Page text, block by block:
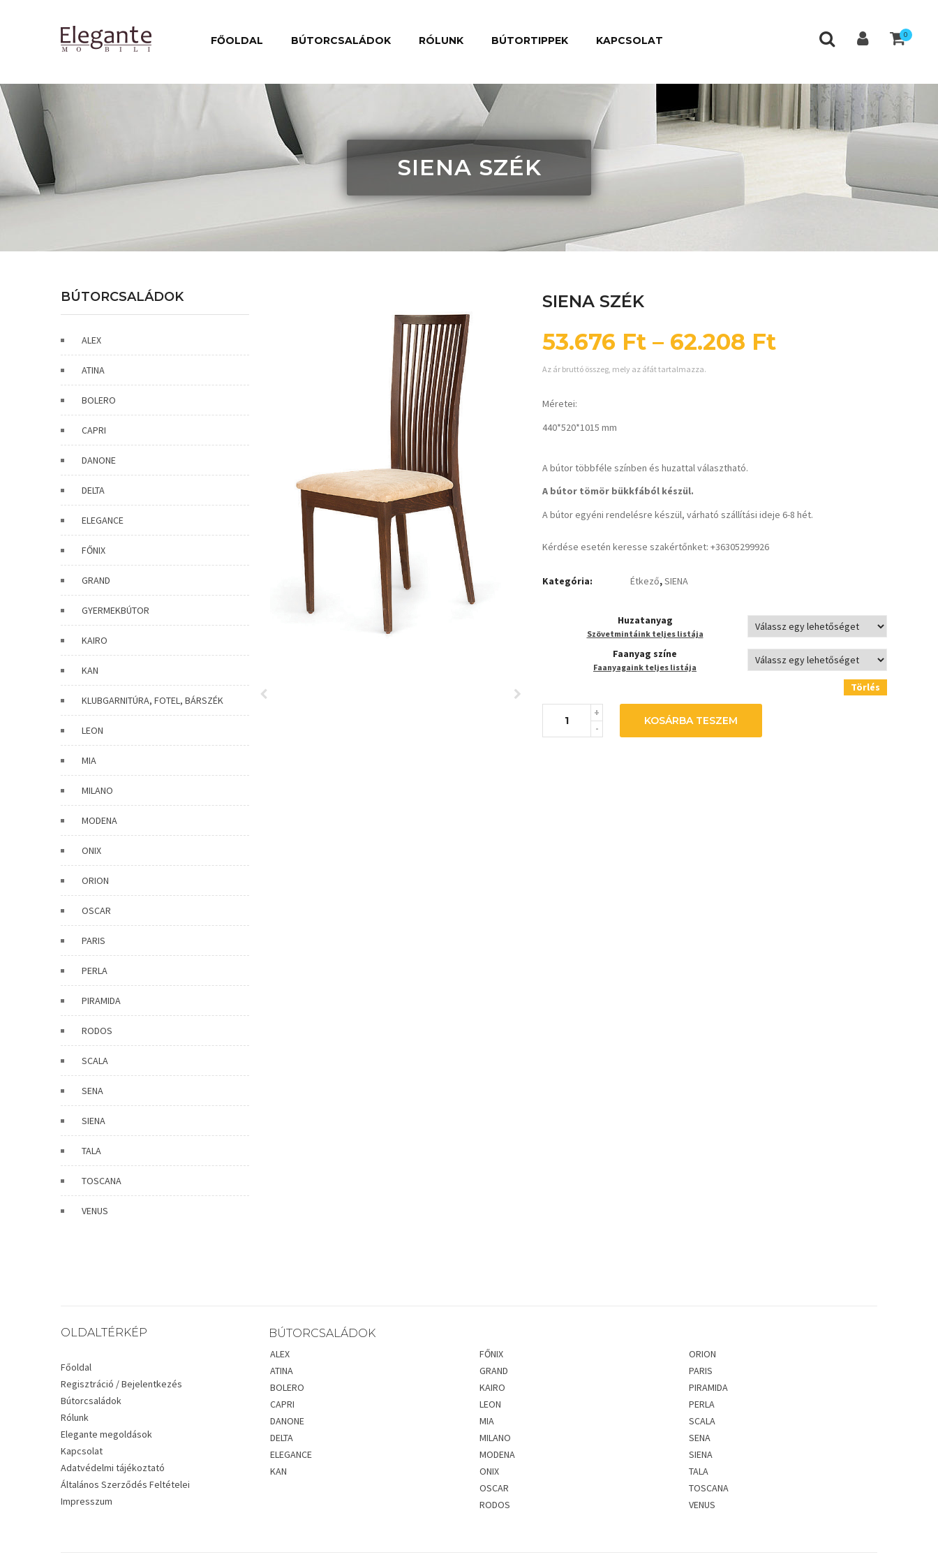
FŐOLDAL BÚTORCSALÁDOK RÓLUNK BÚTORTIPPEK KAPCSOLAT 0
SIENA SZÉK
BÚTORCSALÁDOK
ALEX
ATINA
BOLERO
CAPRI
DANONE
DELTA
ELEGANCE
FŐNIX
GRAND
GYERMEKBÚTOR
KAIRO
KAN
KLUBGARNITÚRA, FOTEL, BÁRSZÉK
LEON
MIA
MILANO
MODENA
ONIX
ORION
OSCAR
PARIS
PERLA
PIRAMIDA
RODOS
SCALA
SENA
SIENA
TALA
TOSCANA
VENUS
SIENA SZÉK
53.676 Ft – 62.208 Ft
Az ár bruttó összeg, mely az áfát tartalmazza.
Méretei:
440*520*1015 mm
A bútor többféle színben és huzattal választható.
A bútor tömör bükkfából készül.
A bútor egyéni rendelésre készül, várható szállítási ideje 6-8 hét.
Kérdése esetén keresse szakértőnket: +36305299926
Kategória: Étkező,SIENA
Huzatanyag
Szövetmintáink teljes listája
Faanyag színe
Faanyagaink teljes listája
Törlés
KOSÁRBA TESZEM
BÚTORCSALÁDOK
OLDALTÉRKÉP
Főoldal
Regisztráció / Bejelentkezés
Bútorcsaládok
Rólunk
Elegante megoldások
Kapcsolat
Adatvédelmi tájékoztató
Általános Szerződés Feltételei
Impresszum
ALEX
ATINA
BOLERO
CAPRI
DANONE
DELTA
ELEGANCE
KAN
FŐNIX
GRAND
KAIRO
LEON
MIA
MILANO
MODENA
ONIX
OSCAR
RODOS
ORION
PARIS
PIRAMIDA
PERLA
SCALA
SENA
SIENA
TALA
TOSCANA
VENUS